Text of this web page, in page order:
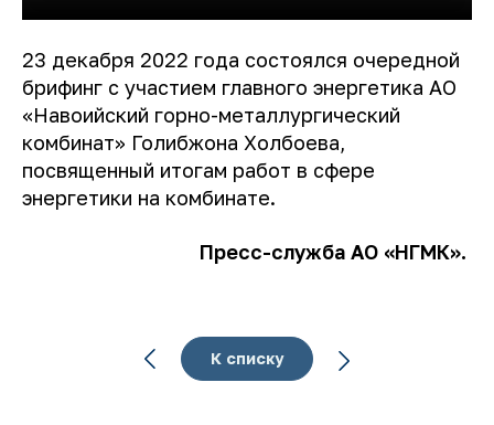
23 декабря 2022 года состоялся очередной
брифинг с участием главного энергетика АО
«Навоийский горно-металлургический
комбинат» Голибжона Холбоева,
посвященный итогам работ в сфере
энергетики на комбинате.
Пресс-служба АО «НГМК».
К списку